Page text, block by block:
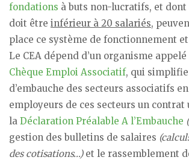
fondations à buts non-lucratifs, et
doit être inférieur à 20 salariés,
place ce système de fonctionnement
Le CEA dépend d’un organisme appelé
Chèque Emploi Associatif, qui
d’embauche des secteurs associatifs
employeurs de ces secteurs un
la Déclaration Préalable A l’Embauche
gestion des bulletins de salaires
des cotisations…)et le rassemblement